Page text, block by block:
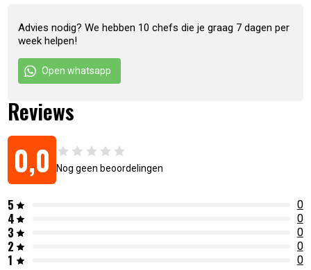
Advies nodig? We hebben 10 chefs die je graag 7 dagen per
week helpen!
Open whatsapp
Reviews
0,0 Nog geen beoordelingen
5 0
4 0
3 0
2 0
1 0